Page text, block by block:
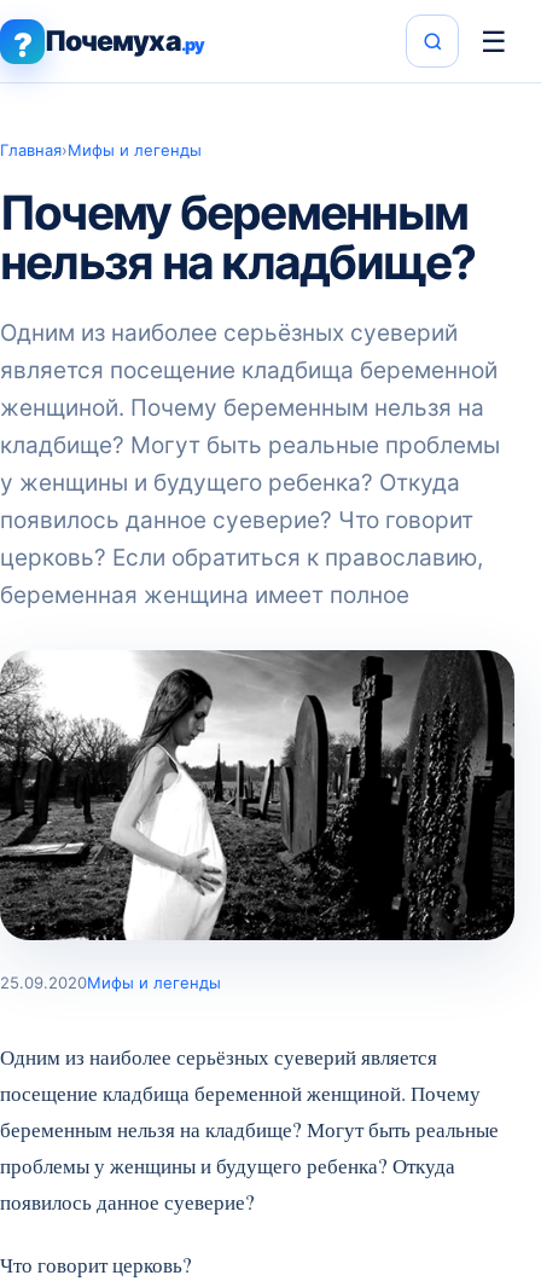
? Почемуха.ру ☰
Главная›Мифы и легенды
Почему беременным
нельзя на кладбище?
Одним из наиболее серьёзных суеверий
является посещение кладбища беременной
женщиной. Почему беременным нельзя на
кладбище? Могут быть реальные проблемы
у женщины и будущего ребенка? Откуда
появилось данное суеверие? Что говорит
церковь? Если обратиться к православию,
беременная женщина имеет полное
25.09.2020Мифы и легенды
Одним из наиболее серьёзных суеверий является
посещение кладбища беременной женщиной. Почему
беременным нельзя на кладбище? Могут быть реальные
проблемы у женщины и будущего ребенка? Откуда
появилось данное суеверие?
Что говорит церковь?